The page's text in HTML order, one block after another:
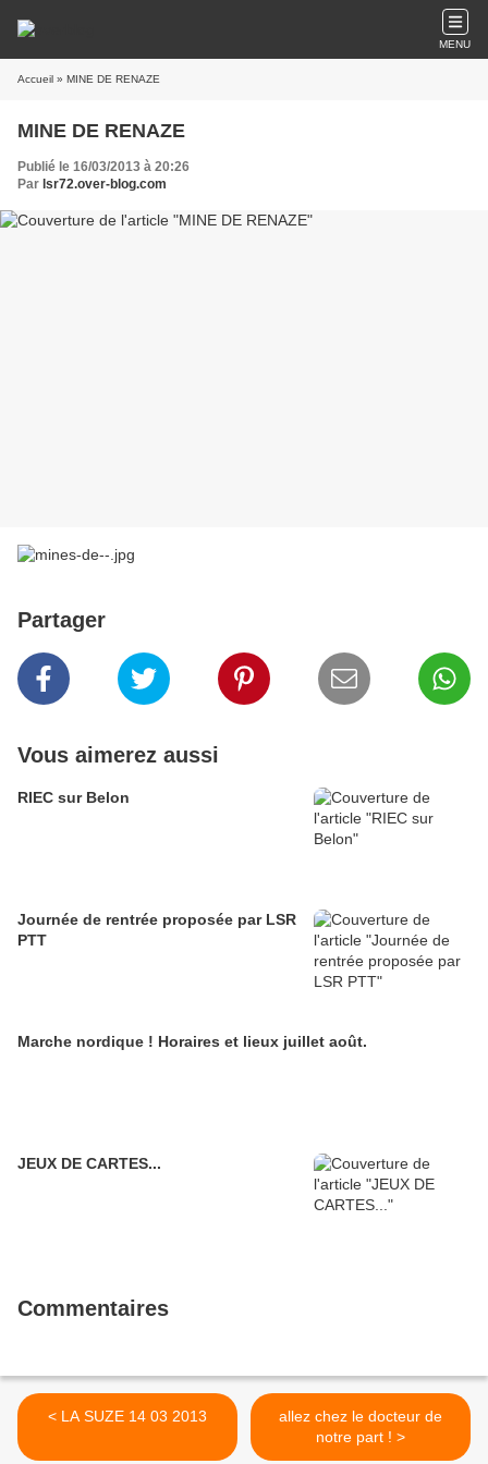
MENU
Accueil » MINE DE RENAZE
MINE DE RENAZE
Publié le 16/03/2013 à 20:26
Par lsr72.over-blog.com
Partager
Vous aimerez aussi
RIEC sur Belon
Journée de rentrée proposée par LSR
PTT
Marche nordique ! Horaires et lieux juillet août.
JEUX DE CARTES...
Commentaires
< LA SUZE 14 03 2013
allez chez le docteur de
notre part ! >